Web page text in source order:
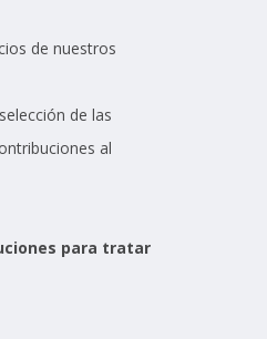
de nuestros
de las
al
para tratar